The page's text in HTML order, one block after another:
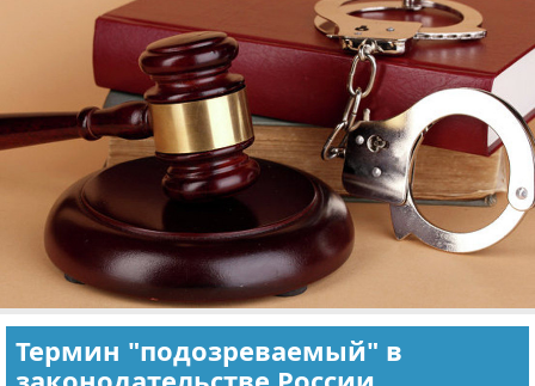
Нотариат в РФ
Земельное право
Право собственности
Исполнительное производство
Судопроизводство
Защита прав потребителей
Термин "подозреваемый" в